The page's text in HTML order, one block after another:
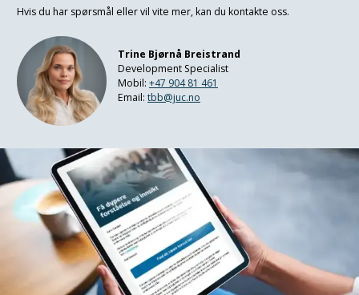
Hvis du har spørsmål eller vil vite mer, kan du kontakte oss.
Trine Bjørnå Breistrand
Development Specialist
Mobil: +47 904 81 461
Email: tbb@juc.no